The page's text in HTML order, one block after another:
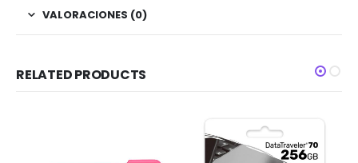
VALORACIONES (0)
RELATED PRODUCTS